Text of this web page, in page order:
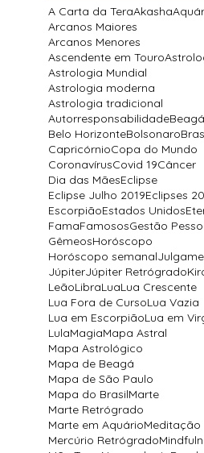
A Carta da TeraAkasha
Arcanos Maiores
Arcanos Menores
Ascendente em Touro
Astrologia Mundial
Astrologia moderna
Astrologia tradicional
AutorresponsabilidadeBeagá
Belo HorizonteBolsonaro
CapricórnioCopa do Mundo
CoronavírusCovid 19Câncer
Dia das MãesEclipse
Eclipse Julho 2019Eclipses
EscorpiãoEstados Unidos
FamaFamososGestão
GêmeosHoróscopo
Horóscopo semanal
JúpiterJúpiter Retrógrado
LeãoLibraLuaLua Crescente
Lua Fora de CursoLua Vazia
Lua em EscorpiãoLua em
LulaMagiaMapa Astral
Mapa Astrológico
Mapa de Beagá
Mapa de São Paulo
Mapa do BrasilMarte
Marte Retrógrado
Marte em AquárioMeditação
Mercúrio Retrógrado